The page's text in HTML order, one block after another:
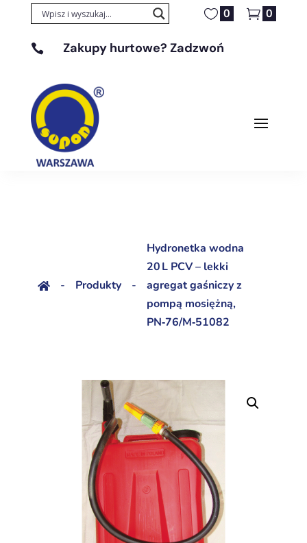
0 0
 Zakupy hurtowe? Zadzwoń
 - Produkty -
Hydronetka wodna
20 L PCV – lekki
agregat gaśniczy z
pompą mosiężną,
PN‑76/M‑51082